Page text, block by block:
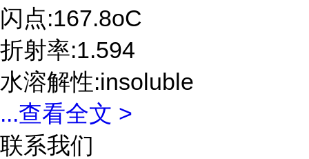
闪点:167.8oC
折射率:1.594
水溶解性:insoluble
...查看全文 >
联系我们